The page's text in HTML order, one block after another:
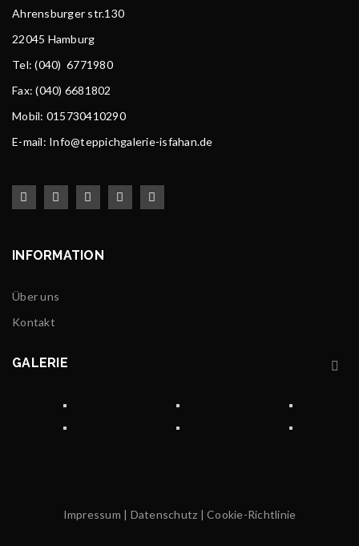
Ahrensburger str.130
22045 Hamburg
Tel: (040) 6771980
Fax: (040) 6681802
Mobil: 015730410290
E-mail: Info@teppichgalerie-isfahan.de
INFORMATION
Über uns
Kontakt
GALERIE
Impressum | Datenschutz |Cookie-Richtlinie